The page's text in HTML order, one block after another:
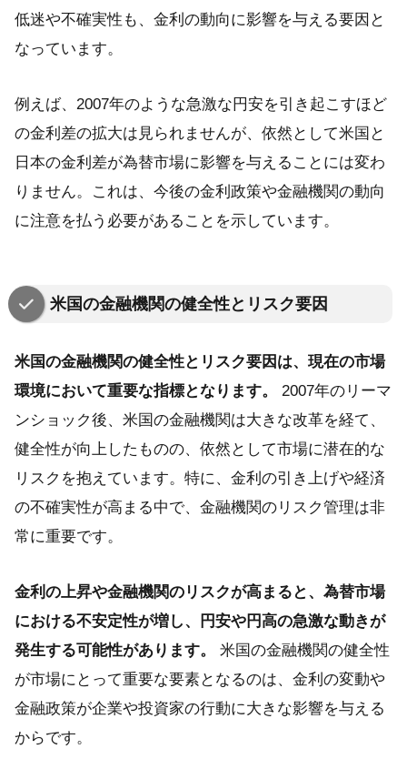
低迷や不確実性も、金利の動向に影響を与える要因と
なっています。
例えば、2007年のような急激な円安を引き起こすほど
の金利差の拡大は見られませんが、依然として米国と
日本の金利差が為替市場に影響を与えることには変わ
りません。これは、今後の金利政策や金融機関の動向
に注意を払う必要があることを示しています。
米国の金融機関の健全性とリスク要因
米国の金融機関の健全性とリスク要因は、現在の市場
環境において重要な指標となります。
2007年のリーマ
ンショック後、米国の金融機関は大きな改革を経て、
健全性が向上したものの、依然として市場に潜在的な
リスクを抱えています。特に、金利の引き上げや経済
の不確実性が高まる中で、金融機関のリスク管理は非
常に重要です。
金利の上昇や金融機関のリスクが高まると、為替市場
における不安定性が増し、円安や円高の急激な動きが
発生する可能性があります。
米国の金融機関の健全性
が市場にとって重要な要素となるのは、金利の変動や
金融政策が企業や投資家の行動に大きな影響を与える
からです。